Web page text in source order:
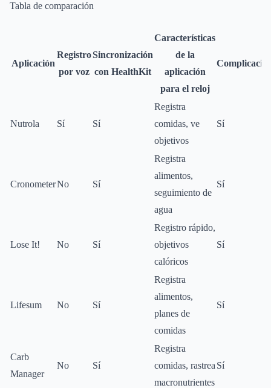
Tabla de comparación
Aplicación
Registro
por voz
Sincronización
con HealthKit
Características
de la
aplicación
para el reloj
Nutrola Sí Sí
Registra
comidas, ve
objetivos
Sí
CronometerNo Sí
Registra
alimentos,
seguimiento de
agua
Sí
Lose It! No Sí
Registro rápido,
objetivos
calóricos
Sí
Lifesum No Sí
Registra
alimentos,
planes de
comidas
Sí
Carb
Manager
No Sí
Registra
comidas, rastrea
macronutrientes
Sí